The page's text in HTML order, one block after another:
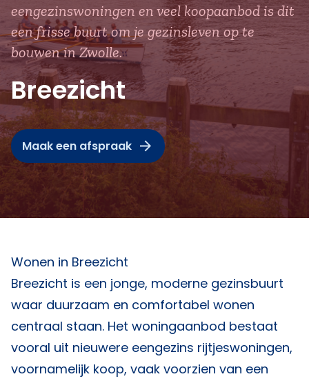
eengezinswoningen en veel koopaanbod is dit
een frisse buurt om je gezinsleven op te
bouwen in Zwolle.
Breezicht
Maak een afspraak
Wonen in Breezicht
Breezicht is een jonge, moderne gezinsbuurt
waar duurzaam en comfortabel wonen
centraal staan. Het woningaanbod bestaat
vooral uit nieuwere eengezins rijtjeswoningen,
voornamelijk koop, vaak voorzien van een